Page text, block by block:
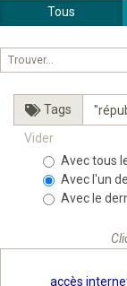
Tous
Tags
Vider
Avec tous
Avec l'un
Avec le
accès